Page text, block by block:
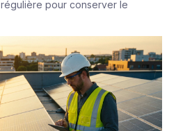
pour conserver le